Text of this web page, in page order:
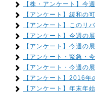
【株・アンケート】今
【アンケート】緩和の
【アンケート】このリ
【アンケート】今週の
【アンケート】今週の
【アンケート・緊急・
【アンケート・今週の展
【アンケート】2016
【アンケート】年末年